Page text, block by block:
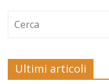
Ultimi articoli